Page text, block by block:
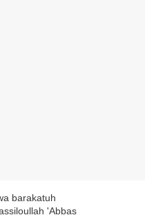
barakatuh
'Abbas